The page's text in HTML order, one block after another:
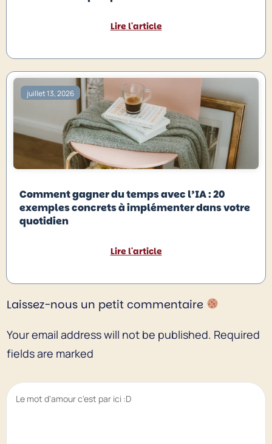
Lire l'article
juillet 13, 2026
Comment gagner du temps avec l’IA : 20
exemples concrets à implémenter dans votre
quotidien
Lire l'article
Laissez-nous un petit commentaire
Your email address will not be published. Required
fields are marked